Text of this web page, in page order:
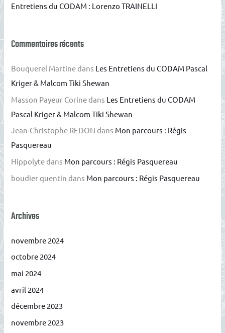
Entretiens du CODAM : Lorenzo TRAINELLI
Commentaires récents
Bouquerel Martinedans Les Entretiens du CODAM Pascal
Kriger & Malcom Tiki Shewan
Masson Payeur Corinedans Les Entretiens du CODAM
Pascal Kriger & Malcom Tiki Shewan
Jean-Christophe REDON dans Mon parcours : Régis
Pasquereau
Hippolytedans Mon parcours : Régis Pasquereau
boudier quentin dans Mon parcours : Régis Pasquereau
Archives
novembre 2024
octobre 2024
mai 2024
avril 2024
décembre 2023
novembre 2023